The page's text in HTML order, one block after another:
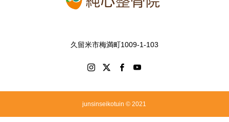
久留米市梅満町1009-1-103
junsinseikotuin © 2021